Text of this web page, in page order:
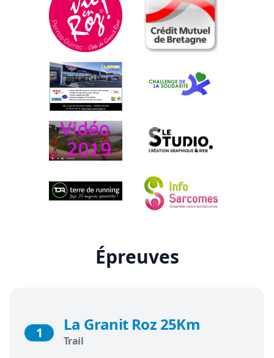
Épreuves
1 La Granit Roz 25Km
Trail